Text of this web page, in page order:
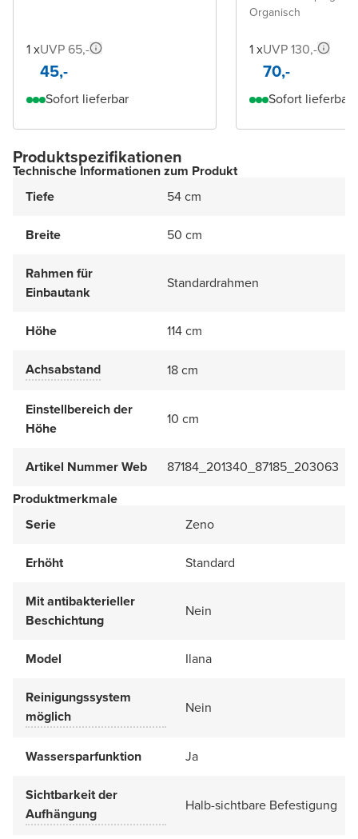
1 xUVP 65,-
45,-
Sofort lieferbar
Organisch
1 xUVP 130,-
70,-
Sofort lieferbar
Produktspezifikationen
Technische Informationen zum Produkt
Tiefe
54 cm
Breite 50 cm
Rahmen für
Einbautank
Standardrahmen
Höhe 114 cm
Achsabstand 18 cm
Einstellbereich der
Höhe
10 cm
Artikel Nummer Web
87184_201340_87185_203063
Produktmerkmale
Serie
Zeno
Erhöht Standard
Mit antibakterieller
Beschichtung
Nein
Model Ilana
Reinigungssystem
möglich
Nein
Wassersparfunktion Ja
Sichtbarkeit der
Aufhängung
Halb-sichtbare Befestigung